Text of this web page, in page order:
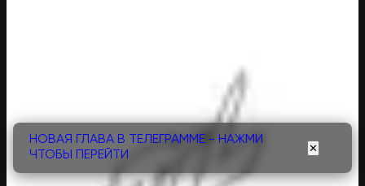
НОВАЯ ГЛАВА В ТЕЛЕГРАММЕ - НАЖМИ
ЧТОБЫ ПЕРЕЙТИ
✕